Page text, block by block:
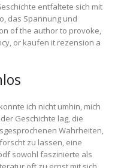
entfaltete sich mit
das Spannung und
of the author to provoke,
or kaufen it rezension a
ich nicht umhin, mich
Geschichte lag, die
Wahrheiten,
zu lassen, eine
sowohl faszinierte als